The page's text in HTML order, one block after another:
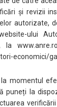
și revizii
autorizate,
ului
la
economici/
la momentul
puneți la